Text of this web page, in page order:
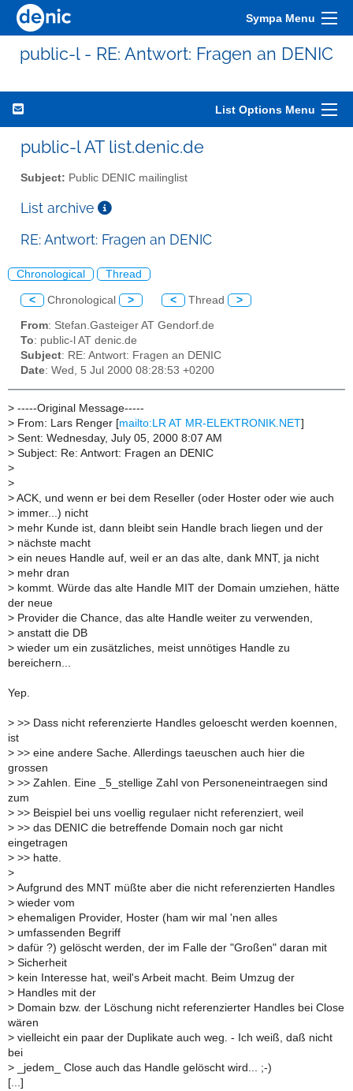
Sympa Menu
public-l - RE: Antwort: Fragen an DENIC
List Options Menu
public-l AT list.denic.de
Subject: Public DENIC mailinglist
List archive
RE: Antwort: Fragen an DENIC
Chronological Thread
< Chronological > < Thread >
From: Stefan.Gasteiger AT Gendorf.de
To: public-l AT denic.de
Subject: RE: Antwort: Fragen an DENIC
Date: Wed, 5 Jul 2000 08:28:53 +0200
> -----Original Message-----
> From: Lars Renger [mailto:LR AT MR-ELEKTRONIK.NET]
> Sent: Wednesday, July 05, 2000 8:07 AM
> Subject: Re: Antwort: Fragen an DENIC
>
>
> ACK, und wenn er bei dem Reseller (oder Hoster oder wie auch
> immer...) nicht
> mehr Kunde ist, dann bleibt sein Handle brach liegen und der
> nächste macht
> ein neues Handle auf, weil er an das alte, dank MNT, ja nicht
> mehr dran
> kommt. Würde das alte Handle MIT der Domain umziehen, hätte
der neue
> Provider die Chance, das alte Handle weiter zu verwenden,
> anstatt die DB
> wieder um ein zusätzliches, meist unnötiges Handle zu
bereichern...
Yep.
> >> Dass nicht referenzierte Handles geloescht werden koennen,
ist
> >> eine andere Sache. Allerdings taeuschen auch hier die
grossen
> >> Zahlen. Eine _5_stellige Zahl von Personeneintraegen sind
zum
> >> Beispiel bei uns voellig regulaer nicht referenziert, weil
> >> das DENIC die betreffende Domain noch gar nicht
eingetragen
> >> hatte.
>
> Aufgrund des MNT müßte aber die nicht referenzierten Handles
> wieder vom
> ehemaligen Provider, Hoster (ham wir mal 'nen alles
> umfassenden Begriff
> dafür ?) gelöscht werden, der im Falle der "Großen" daran mit
> Sicherheit
> kein Interesse hat, weil's Arbeit macht. Beim Umzug der
> Handles mit der
> Domain bzw. der Löschung nicht referenzierter Handles bei Close
wären
> vielleicht ein paar der Duplikate auch weg. - Ich weiß, daß nicht
bei
> _jedem_ Close auch das Handle gelöscht wird... ;-)
[...]